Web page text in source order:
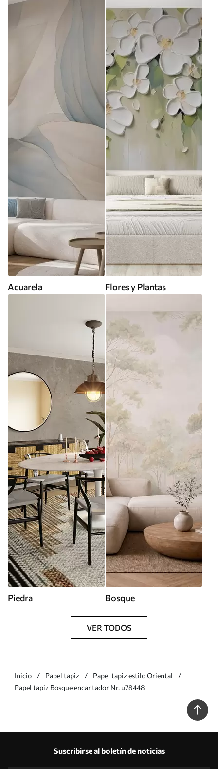
Acuarela Flores y Plantas
Piedra Bosque
VER TODOS
Inicio Papel tapiz
Papel tapiz estilo Oriental
Papel tapiz Bosque encantador Nr. u78448
Suscribirse al boletín de noticias